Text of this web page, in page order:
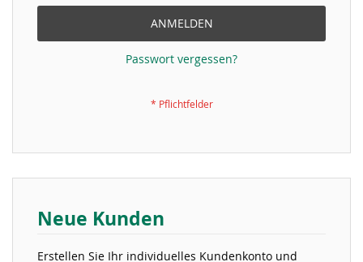
ANMELDEN
Passwort vergessen?
Neue Kunden
Erstellen Sie Ihr individuelles Kundenkonto und